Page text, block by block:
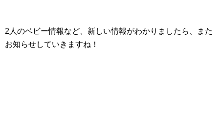
2人のベビー情報など、新しい情報がわかりましたら、また
お知らせしていきますね！